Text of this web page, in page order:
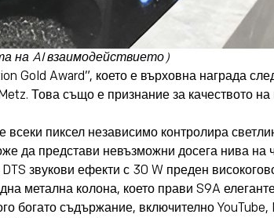
на AI взаимодействието）
Gold Award”, което е върховна награда
Това също е признание за качеството на
пиксел независимо контролира
да представи невъзможни досега нива на
звукови ефекти с 30 W преден
метална колона, което прави S9A
богато съдържание, включително